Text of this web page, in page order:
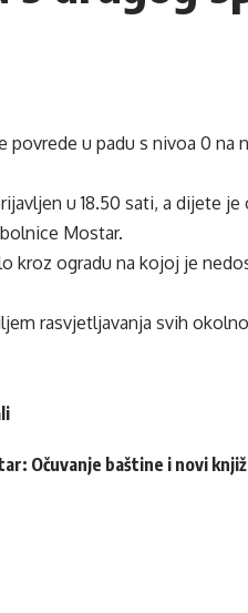
u padu s nivoa 0 na
u 18.50 sati, a dijete
Mostar.
kroz ogradu na kojoj je
rasvjetljavanja svih
Očuvanje baštine i novi